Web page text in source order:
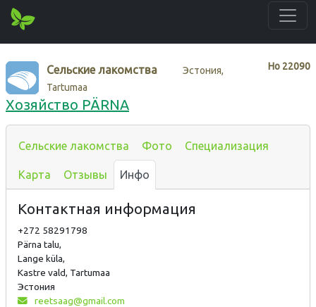
Нo 22090
Сельские лакомства
Эстония,
Tartumaa
Хозяйство PÄRNA
Сельские лакомства Фото Специализация
Карта Отзывы Инфо
Контактная информация
+272 58291798
Pärna talu,
Lange küla,
Kastre vald, Tartumaa
Эстония
reetsaag@gmail.com